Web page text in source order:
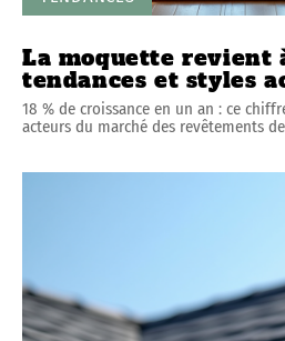
La moquette revient
tendances et styles
18 % de croissance en un an : ce
acteurs du marché des revêtements